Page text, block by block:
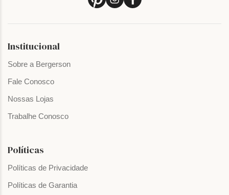
Institucional
Sobre a Bergerson
Fale Conosco
Nossas Lojas
Trabalhe Conosco
Políticas
Políticas de Privacidade
Políticas de Garantia